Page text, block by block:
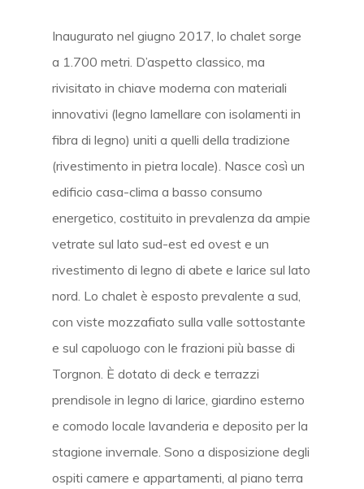
Inaugurato nel giugno 2017, lo chalet sorge
a 1.700 metri. D’aspetto classico, ma
rivisitato in chiave moderna con materiali
innovativi (legno lamellare con isolamenti in
fibra di legno) uniti a quelli della tradizione
(rivestimento in pietra locale). Nasce così un
edificio casa-clima a basso consumo
energetico, costituito in prevalenza da ampie
vetrate sul lato sud-est ed ovest e un
rivestimento di legno di abete e larice sul lato
nord. Lo chalet è esposto prevalente a sud,
con viste mozzafiato sulla valle sottostante
e sul capoluogo con le frazioni più basse di
Torgnon. È dotato di deck e terrazzi
prendisole in legno di larice, giardino esterno
e comodo locale lavanderia e deposito per la
stagione invernale. Sono a disposizione degli
ospiti camere e appartamenti, al piano terra